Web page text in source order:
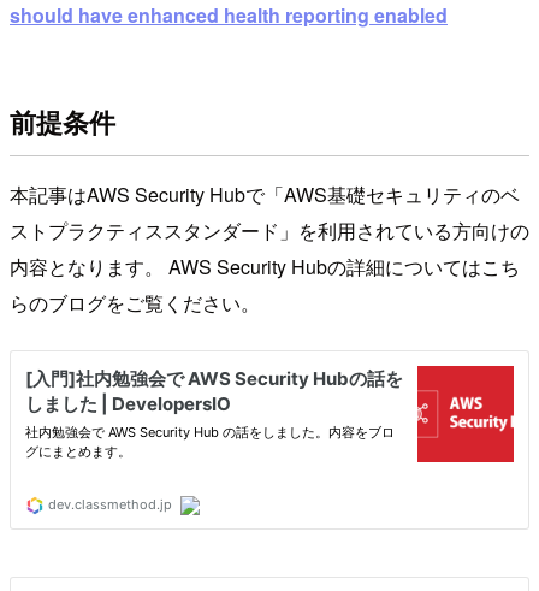
should have enhanced health reporting enabled
前提条件
本記事はAWS Security Hubで「AWS基礎セキュリティのベ
ストプラクティススタンダード」を利用されている方向けの
内容となります。 AWS Security Hubの詳細についてはこち
らのブログをご覧ください。